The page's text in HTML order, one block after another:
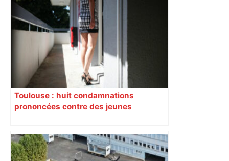
Toulouse : huit condamnations
prononcées contre des jeunes